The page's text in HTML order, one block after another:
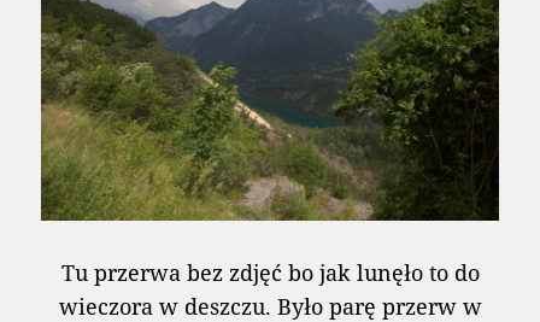
Tu przerwa bez zdjęć bo jak lunęło to do
wieczora w deszczu. Było parę przerw w